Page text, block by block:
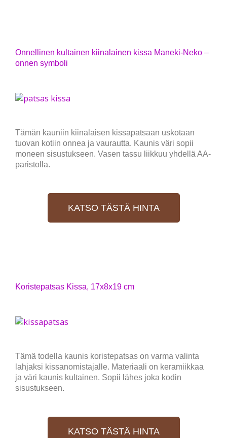
Onnellinen kultainen kiinalainen kissa Maneki-Neko –
onnen symboli
Tämän kauniin kiinalaisen kissapatsaan uskotaan
tuovan kotiin onnea ja vaurautta. Kaunis väri sopii
moneen sisustukseen. Vasen tassu liikkuu yhdellä AA-
paristolla.
KATSO TÄSTÄ HINTA
Koristepatsas Kissa, 17x8x19 cm
Tämä todella kaunis koristepatsas on varma valinta
lahjaksi kissanomistajalle. Materiaali on keramiikkaa
ja väri kaunis kultainen. Sopii lähes joka kodin
sisustukseen.
KATSO TÄSTÄ HINTA